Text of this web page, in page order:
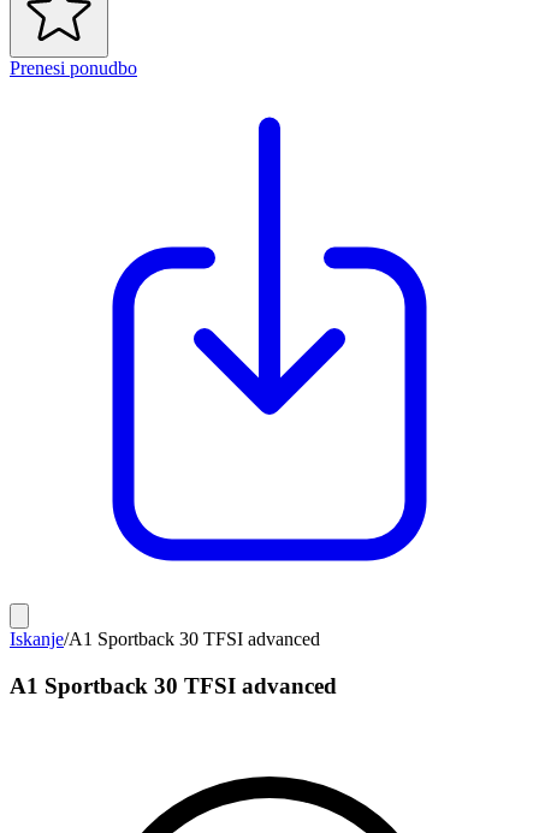
Prenesi ponudbo
Iskanje/A1 Sportback 30 TFSI advanced
A1 Sportback 30 TFSI advanced